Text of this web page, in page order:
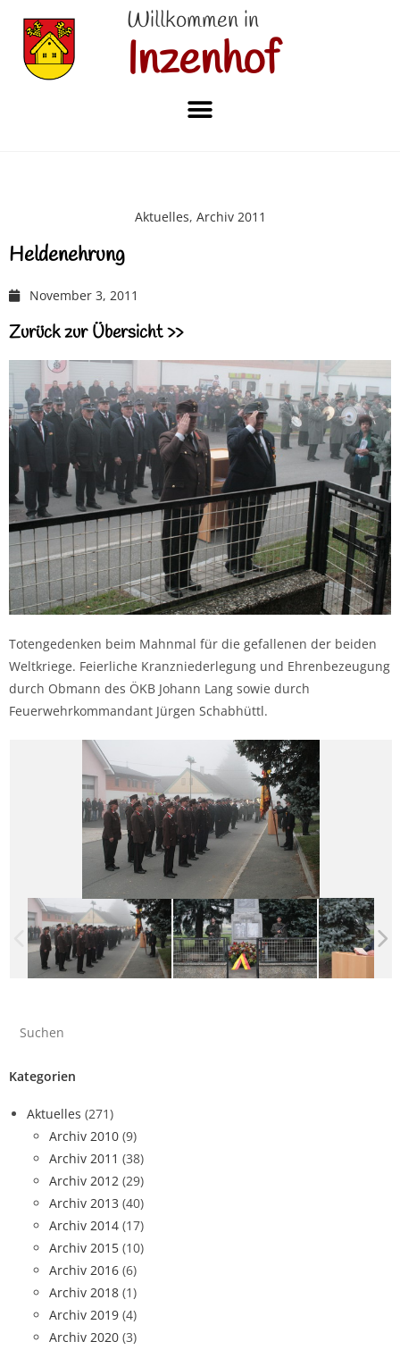
Willkommen in
Inzenhof
Aktuelles, Archiv 2011
Heldenehrung
November 3, 2011
Zurück zur Übersicht >>
Totengedenken beim Mahnmal für die gefallenen der beiden
Weltkriege. Feierliche Kranzniederlegung und Ehrenbezeugung
durch Obmann des ÖKB Johann Lang sowie durch
Feuerwehrkommandant Jürgen Schabhüttl.
Kategorien
Aktuelles (271)
Archiv 2010 (9)
Archiv 2011 (38)
Archiv 2012 (29)
Archiv 2013 (40)
Archiv 2014 (17)
Archiv 2015 (10)
Archiv 2016 (6)
Archiv 2018 (1)
Archiv 2019 (4)
Archiv 2020 (3)